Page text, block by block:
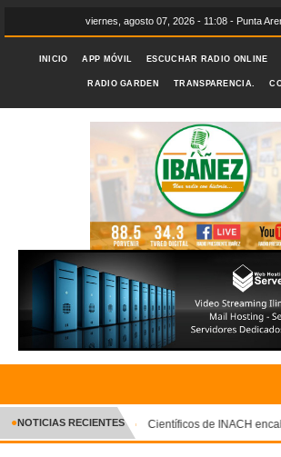
viernes, agosto 07, 2026 - 11:08 - Punta
INICIO APP MÓVIL ESCUCHAR RADIO ONLINE
RADIO GARDEN TRANSPARENCIA.
INICIO
CRÓNICA
●NOTICIAS RECIENTES Científicos de INACH